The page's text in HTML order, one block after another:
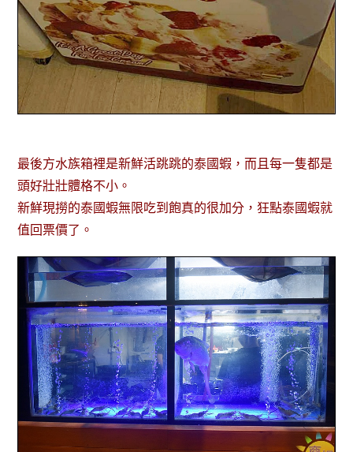
最後方水族箱裡是新鮮活跳跳的泰國蝦，而且每一隻都是
頭好壯壯體格不小。
新鮮現撈的泰國蝦無限吃到飽真的很加分，狂點泰國蝦就
值回票價了。